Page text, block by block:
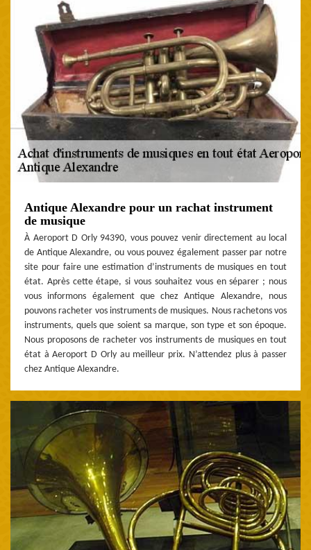
Antique Alexandre pour un rachat instrument
de musique
À Aeroport D Orly 94390, vous pouvez venir directement au local
de Antique Alexandre, ou vous pouvez également passer par notre
site pour faire une estimation d’instruments de musiques en tout
état. Après cette étape, si vous souhaitez vous en séparer ; nous
vous informons également que chez Antique Alexandre, nous
pouvons racheter vos instruments de musiques. Nous rachetons vos
instruments, quels que soient sa marque, son type et son époque.
Nous proposons de racheter vos instruments de musiques en tout
état à Aeroport D Orly au meilleur prix. N’attendez plus à passer
chez Antique Alexandre.